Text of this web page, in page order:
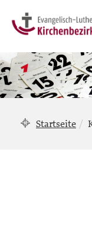
Startseite